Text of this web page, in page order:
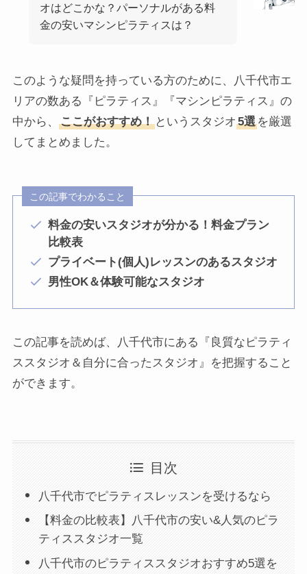
オはどこかな？パーソナルがある料
金の安いマシンピラティスは？
このような疑問を持っている方のために、八千代市エ
リアの数ある『ピラティス』『マシンピラティス』の
中から、
ここがおすすめ！というスタジオ 5選を厳選
してまとめました。
この記事でわかること
料金の安いスタジオが分かる！料金プラン
比較表
プライベート(個人)レッスンのあるスタジオ
男性OK＆体験可能なスタジオ
この記事を読めば、八千代市にある『良質なピラティ
ススタジオ＆自分に合ったスタジオ』を把握すること
ができます。
目次
八千代市でピラティスレッスンを受けるなら
【料金の比較表】八千代市の安い&人気のピラ
ティススタジオ一覧
八千代市のピラティススタジオおすすめ5選を